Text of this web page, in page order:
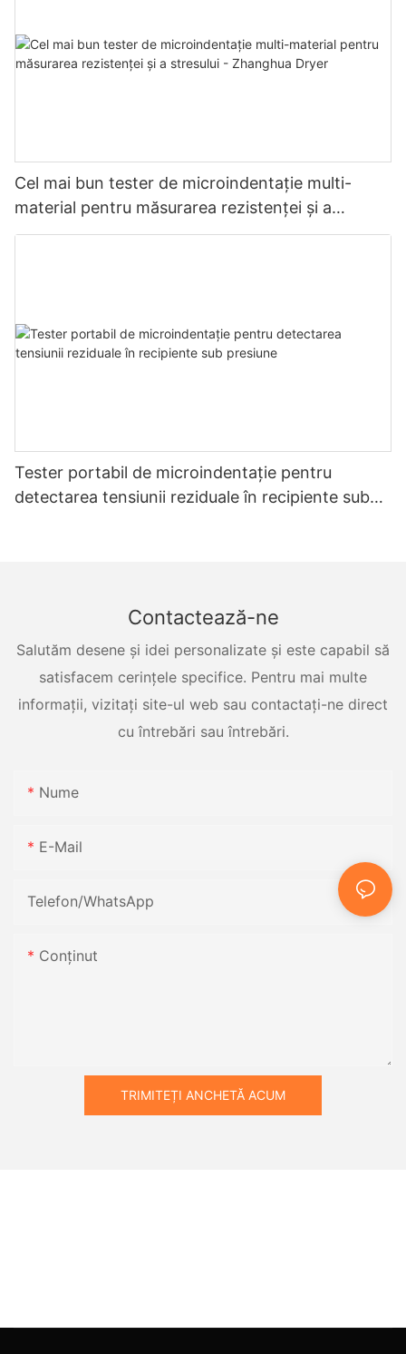
Cel mai bun tester de microindentație multi-
material pentru măsurarea rezistenței și a
stresului - Zhanghua Dryer
Tester portabil de microindentație pentru
detectarea tensiunii reziduale în recipiente sub
Contactează-ne
Salutăm desene și idei personalizate și este capabil să
satisfacem cerințele specifice. Pentru mai multe
informații, vizitați site-ul web sau contactați-ne direct
cu întrebări sau întrebări.
Nume
E-Mail
Telefon/WhatsApp
Conţinut
TRIMITEȚI ANCHETĂ ACUM